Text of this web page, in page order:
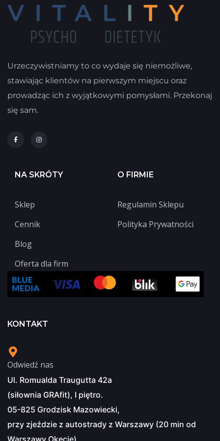
Urzeczywistniamy to co wydaje się niemożliwe,
stawiając klientów na pierwszym miejscu oraz
prowadząc ich z wyjątkowymi pomysłami. Przekonaj
się sam.
NA SKRÓTY
Sklep
Cennik
Blog
Oferta dla firm
O FIRMIE
Regulamin Sklepu
Polityka Prywatności
KONTAKT
Odwiedź nas
Ul. Romualda Traugutta 42a
(siłownia GRAfit), I piętro.
05-825 Grodzisk Mazowiecki,
przy zjeździe z autostrady z Warszawy (20 min od